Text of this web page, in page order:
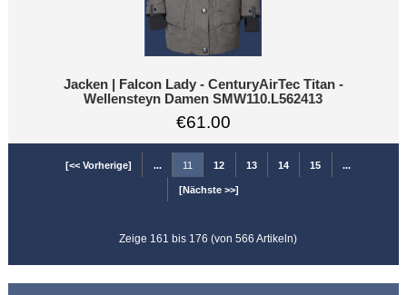
Jacken | Falcon Lady - CenturyAirTec Titan -
Wellensteyn Damen SMW110.L562413
€61.00
[<< Vorherige] ... 11 12 13 14 15 ...
[Nächste >>]
Zeige 161 bis 176 (von 566 Artikeln)